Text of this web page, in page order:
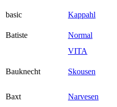
basic
Kappahl
Batiste
Normal
VITA
Bauknecht Skousen
Baxt
Narvesen